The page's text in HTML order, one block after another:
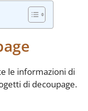
le informazioni di
di decoupage.